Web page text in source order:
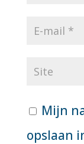
Mijn
opslaan